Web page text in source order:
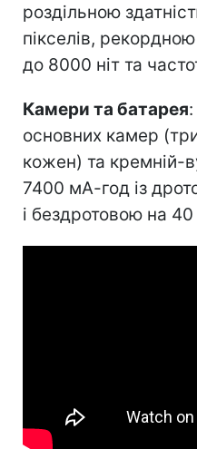
роздільною
пікселів,
до 8000 ніт та
Камери та батарея
основних камер
кожен) та кремній-
7400 мА-год із
і бездротовою на 40